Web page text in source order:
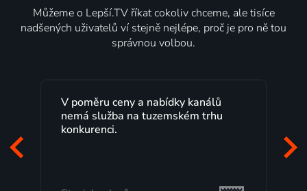
Můžeme o Lepší.TV říkat cokoliv chceme, ale tisíce
nadšených uživatelů ví stejně nejlépe, proč je pro ně tou
správnou volbou.
Lepší.TV sleduji už několik let s
maximální spokojeností. Velký výběr
programů a nemuset běžet k TV na